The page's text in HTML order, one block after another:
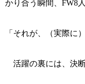
かり合う瞬間、FW8
「それが、（実際に
活躍の裏には、決断